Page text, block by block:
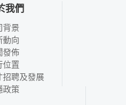
我們
背景
動向
發佈
位置
招聘及發展
政策